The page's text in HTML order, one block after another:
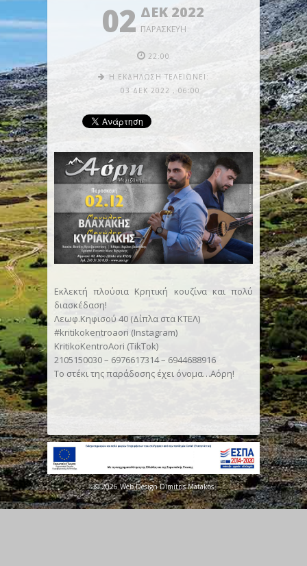
02 ΔΕΚ 2022
ΠΑΡΑΣΚΕΥΉ
22:00
Η ΕΚΔΉΛΩΣΗ ΤΕΛΕΙΏΝΕΙ:
03 ΔΕΚ 2022 , 06:00
Εκλεκτή πλούσια Κρητική κουζίνα και πολύ
διασκέδαση!
Λεωφ.Κηφισού 40 (Δίπλα στα ΚΤΕΛ)
#kritikokentroaori (Instagram)
KritikoKentroAori (TikTok)
2105150030 – 6976617314 – 6944688916
Το στέκι της παράδοσης έχει όνομα…Αόρη!
© 2026 Web Design Dimitris Matakos